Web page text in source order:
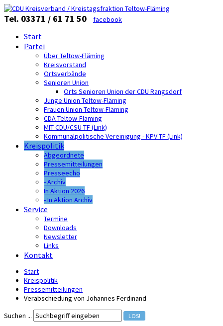
Tel. 03371 / 61 71 50 facebook
Start
Partei
Über Teltow-Fläming
Kreisvorstand
Ortsverbände
Senioren Union
Orts Senioren Union der CDU Rangsdorf
Junge Union Teltow-Fläming
Frauen Union Teltow-Fläming
CDA Teltow-Fläming
MIT CDU/CSU TF (Link)
Kommunalpolitische Vereinigung - KPV TF (Link)
Kreispolitik
Abgeordnete
Pressemitteilungen
Presseecho
- Archiv
In Aktion 2026
- In Aktion Archiv
Service
Termine
Downloads
Newsletter
Links
Kontakt
Start
Kreispolitik
Pressemitteilungen
Verabschiedung von Johannes Ferdinand
Suchen ...
LOS!